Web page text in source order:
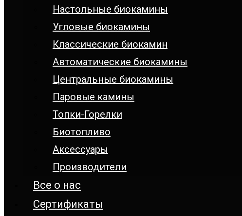
Настoльные биокамины
Угловые биокамины
Классические биокамин
Автоматические биокамины
Центральные биокамины
Паровые камины
Топки-Горелки
Биотопливо
Аксессуары
Производители
Все о нас
Сертификаты